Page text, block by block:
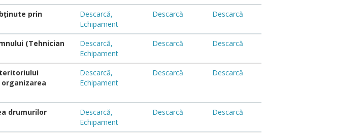
prin
Descarcă,
Echipament
Descarcă Descarcă
(Tehnician
Descarcă,
Echipament
Descarcă Descarcă
Descarcă,
Echipament
Descarcă Descarcă
drumurilor
Descarcă,
Echipament
Descarcă Descarcă